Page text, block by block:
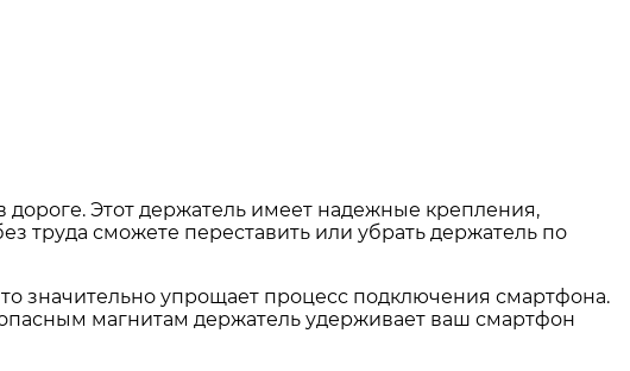
Этот держатель имеет надежные крепления,
труда сможете переставить или убрать держатель по
значительно упрощает процесс подключения смартфона.
магнитам держатель удерживает ваш смартфон